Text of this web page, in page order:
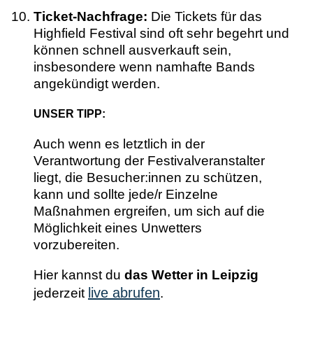
Ticket-Nachfrage: Die Tickets für das
Highfield Festival sind oft sehr begehrt und
können schnell ausverkauft sein,
insbesondere wenn namhafte Bands
angekündigt werden.
UNSER TIPP:
Auch wenn es letztlich in der
Verantwortung der Festivalveranstalter
liegt, die Besucher:innen zu schützen,
kann und sollte jede/r Einzelne
Maßnahmen ergreifen, um sich auf die
Möglichkeit eines Unwetters
vorzubereiten.
Hier kannst du das Wetter in Leipzig
jederzeit live abrufen.